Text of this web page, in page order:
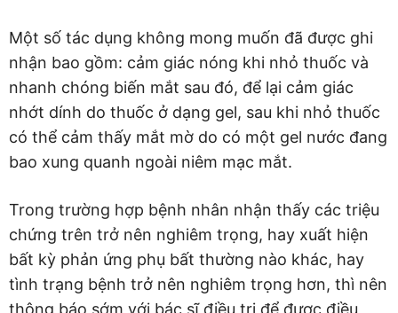
Một số tác dụng không mong muốn đã được ghi
nhận bao gồm: cảm giác nóng khi nhỏ thuốc và
nhanh chóng biến mắt sau đó, để lại cảm giác
nhớt dính do thuốc ở dạng gel, sau khi nhỏ thuốc
có thể cảm thấy mắt mờ do có một gel nước đang
bao xung quanh ngoài niêm mạc mắt.
Trong trường hợp bệnh nhân nhận thấy các triệu
chứng trên trở nên nghiêm trọng, hay xuất hiện
bất kỳ phản ứng phụ bất thường nào khác, hay
tình trạng bệnh trở nên nghiêm trọng hơn, thì nên
thông báo sớm với bác sĩ điều trị để được điều